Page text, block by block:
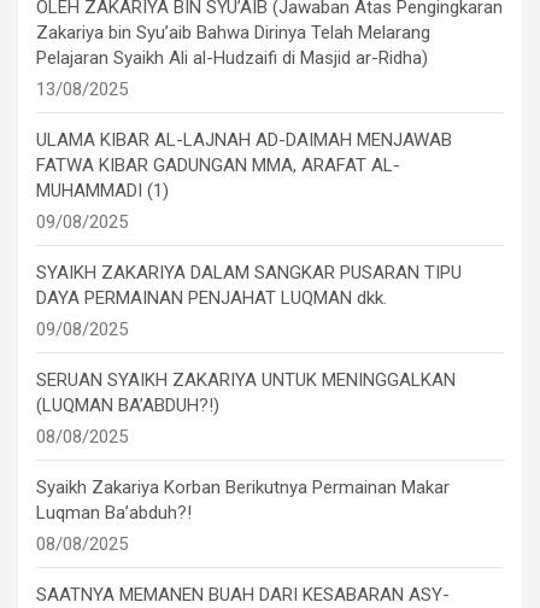
OLEH ZAKARIYA BIN SYU’AIB (Jawaban Atas Pengingkaran
Zakariya bin Syu’aib Bahwa Dirinya Telah Melarang
Pelajaran Syaikh Ali al-Hudzaifi di Masjid ar-Ridha)
13/08/2025
ULAMA KIBAR AL-LAJNAH AD-DAIMAH MENJAWAB
FATWA KIBAR GADUNGAN MMA, ARAFAT AL-
MUHAMMADI (1)
09/08/2025
SYAIKH ZAKARIYA DALAM SANGKAR PUSARAN TIPU
DAYA PERMAINAN PENJAHAT LUQMAN dkk.
09/08/2025
SERUAN SYAIKH ZAKARIYA UNTUK MENINGGALKAN
(LUQMAN BA’ABDUH?!)
08/08/2025
Syaikh Zakariya Korban Berikutnya Permainan Makar
Luqman Ba’abduh?!
08/08/2025
SAATNYA MEMANEN BUAH DARI KESABARAN ASY-